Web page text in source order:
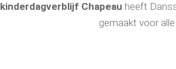
kinderdagverblijf Chapeau heeft
gemaakt voor